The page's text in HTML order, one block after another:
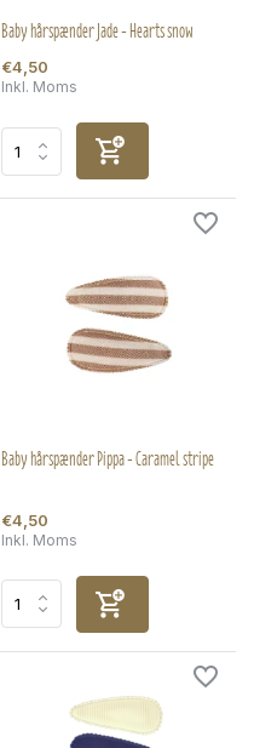
Baby hårspænder Jade - Hearts snow
€4,50
Inkl. Moms
Baby hårspænder Pippa - Caramel stripe
€4,50
Inkl. Moms